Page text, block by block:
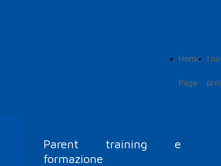
Home
Page
I
Parent training e
formazione